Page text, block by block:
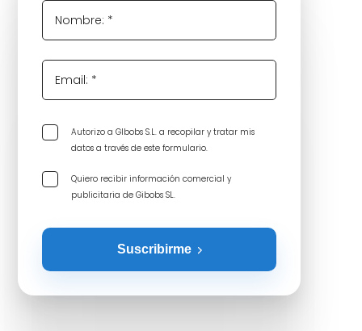
Nombre: *
Email: *
Autorizo a GIbobs S.L. a recopilar y tratar mis
datos a través de este formulario.
Quiero recibir información comercial y
publicitaria de Gibobs SL.
Suscribirme